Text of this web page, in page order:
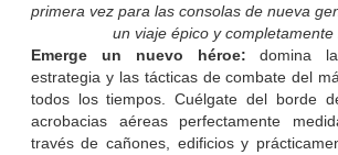
primera vez para las consolas de nueva
un viaje épico y completamente
Emerge un nuevo héroe: domina
estrategia y las tácticas de combate del
todos los tiempos. Cuélgate del borde
acrobacias aéreas perfectamente
través de cañones, edificios y